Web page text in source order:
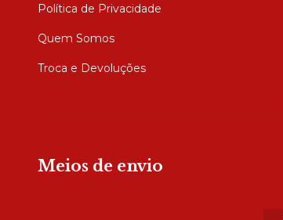
Política de Privacidade
Quem Somos
Troca e Devoluções
Meios de envio